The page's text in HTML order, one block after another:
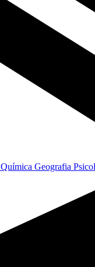
Química Geografia